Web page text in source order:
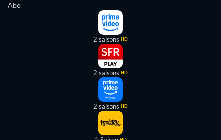
Abo
2 saisons HD
2 saisons HD
2 saisons HD